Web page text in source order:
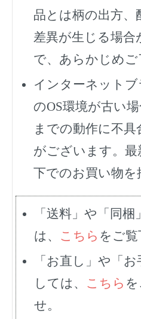
品とは柄の出方、
差異が生じる場
で、あらかじめご
インターネット
のOS環境が古い
までの動作に不
がございます。
下でのお買い物を
「送料」や「同
は、 こちら をご覧
「お直し」や「
しては、 こちら
せ。